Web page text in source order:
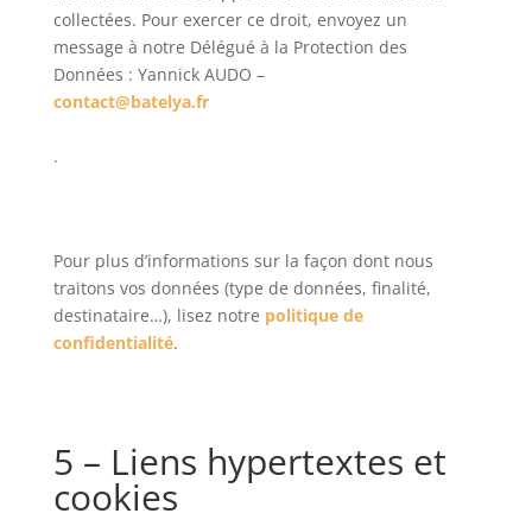
collectées. Pour exercer ce droit, envoyez un
message à notre Délégué à la Protection des
Données : Yannick AUDO –
contact@batelya.fr
.
Pour plus d’informations sur la façon dont nous
traitons vos données (type de données, finalité,
destinataire…), lisez notre politique de
confidentialité.
5 – Liens hypertextes et
cookies